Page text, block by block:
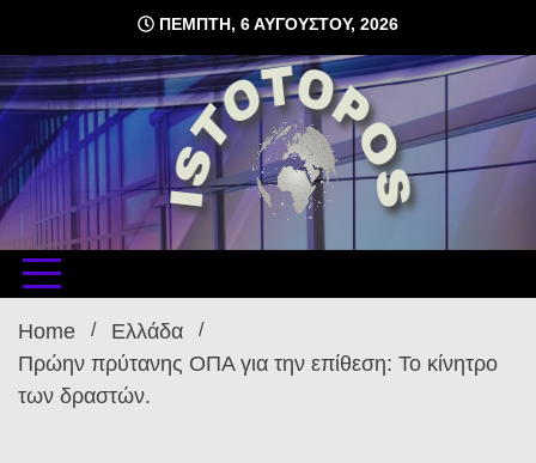
content
ΠΈΜΠΤΗ, 6 ΑΥΓΟΎΣΤΟΥ, 2026
δωρεάν φιλοξενία ιστοσελίδων , ειδήσεις
Home
Ελλάδα
Πρώην πρύτανης ΟΠΑ για την επίθεση: Το κίνητρο
των δραστών.